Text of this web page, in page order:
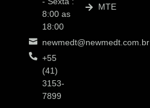
8:00 as
18:00
newmedt@newmedt.com.br
+55
(41)
3153-
7899
MTE